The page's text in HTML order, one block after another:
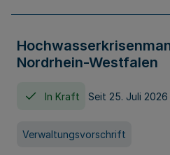
Nordrhein-Westfalen
In Kraft Seit 25. Juli 2026
Verwaltungsvorschrift